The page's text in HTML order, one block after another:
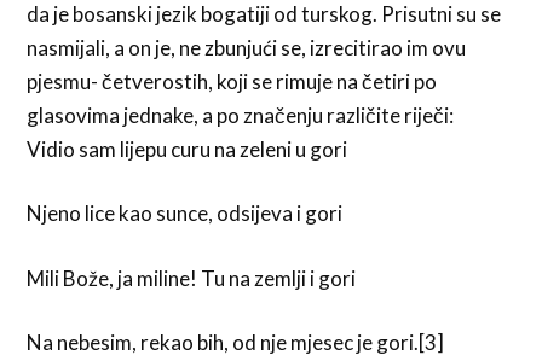
da je bosanski jezik bogatiji od turskog. Prisutni su se
nasmijali, a on je, ne zbunjući se, izrecitirao im ovu
pjesmu- četverostih, koji se rimuje na četiri po
glasovima jednake, a po značenju različite riječi:
Vidio sam lijepu curu na zeleni u gori
Njeno lice kao sunce, odsijeva i gori
Mili Bože, ja miline! Tu na zemlji i gori
Na nebesim, rekao bih, od nje mjesec je gori.[3]